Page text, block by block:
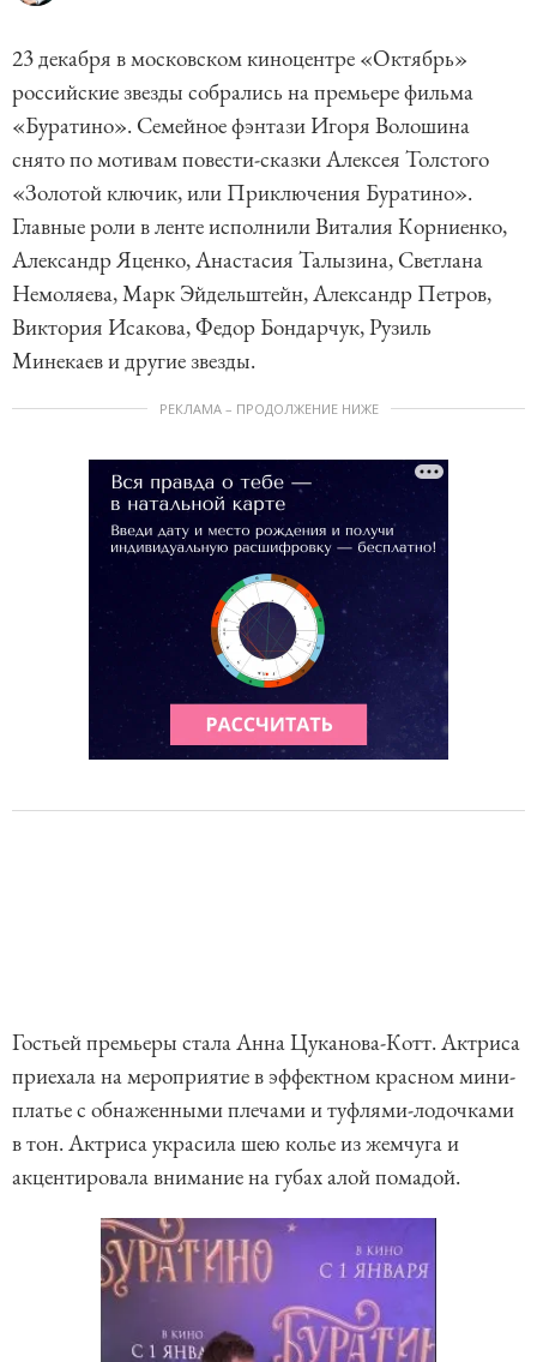
23 декабря в московском киноцентре «Октябрь»
российские звезды собрались на премьере фильма
«Буратино». Семейное фэнтази Игоря Волошина
снято по мотивам повести-сказки Алексея Толстого
«Золотой ключик, или Приключения Буратино».
Главные роли в ленте исполнили Виталия Корниенко,
Александр Яценко, Анастасия Талызина, Светлана
Немоляева, Марк Эйдельштейн, Александр Петров,
Виктория Исакова, Федор Бондарчук, Рузиль
Минекаев и другие звезды.
РЕКЛАМА – ПРОДОЛЖЕНИЕ НИЖЕ
Гостьей премьеры стала Анна Цуканова-Котт. Актриса
приехала на мероприятие в эффектном красном мини-
платье с обнаженными плечами и туфлями-лодочками
в тон. Актриса украсила шею колье из жемчуга и
акцентировала внимание на губах алой помадой.